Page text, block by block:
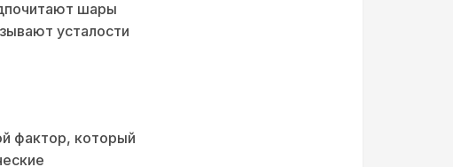
шары
усталости
фактор, который